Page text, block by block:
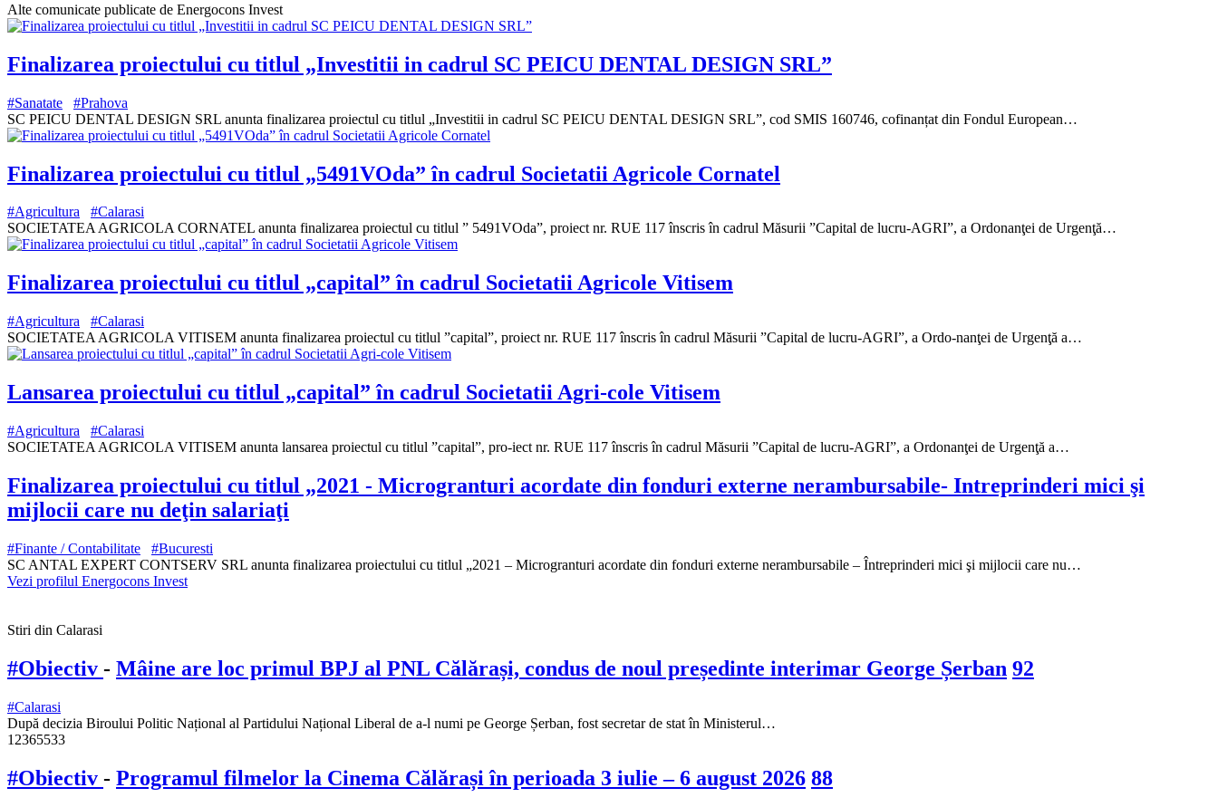
Alte comunicate publicate de Energocons Invest
Finalizarea proiectului cu titlul „Investitii in cadrul SC PEICU DENTAL DESIGN SRL”
#Sanatate
#Prahova
SC PEICU DENTAL DESIGN SRL anunta finalizarea proiectul cu titlul „Investitii in cadrul SC PEICU DENTAL DESIGN SRL”, cod SMIS 160746, cofinanțat din Fondul European…
Finalizarea proiectului cu titlul „5491VOda” în cadrul Societatii Agricole Cornatel
#Agricultura
#Calarasi
SOCIETATEA AGRICOLA CORNATEL anunta finalizarea proiectul cu titlul ” 5491VOda”, proiect nr. RUE 117 înscris în cadrul Măsurii ”Capital de lucru-AGRI”, a Ordonanţei de Urgenţă…
Finalizarea proiectului cu titlul „capital” în cadrul Societatii Agricole Vitisem
#Agricultura
#Calarasi
SOCIETATEA AGRICOLA VITISEM anunta finalizarea proiectul cu titlul ”capital”, proiect nr. RUE 117 înscris în cadrul Măsurii ”Capital de lucru-AGRI”, a Ordo-nanţei de Urgenţă a…
Lansarea proiectului cu titlul „capital” în cadrul Societatii Agri-cole Vitisem
#Agricultura
#Calarasi
SOCIETATEA AGRICOLA VITISEM anunta lansarea proiectul cu titlul ”capital”, pro-iect nr. RUE 117 înscris în cadrul Măsurii ”Capital de lucru-AGRI”, a Ordonanţei de Urgenţă a…
Finalizarea proiectului cu titlul „2021 - Microgranturi acordate din fonduri externe nerambursabile- Intreprinderi mici şi
mijlocii care nu deţin salariaţi
#Finante / Contabilitate
#Bucuresti
SC ANTAL EXPERT CONTSERV SRL anunta finalizarea proiectului cu titlul „2021 – Microgranturi acordate din fonduri externe nerambursabile – Întreprinderi mici şi mijlocii care nu…
Vezi profilul Energocons Invest
Stiri din Calarasi
#Obiectiv - Mâine are loc primul BPJ al PNL Călărași, condus de noul președinte interimar George Șerban 92
#Calarasi
După decizia Biroului Politic Național al Partidului Național Liberal de a-l numi pe George Șerban, fost secretar de stat în Ministerul…
12365533
#Obiectiv - Programul filmelor la Cinema Călărași în perioada 3 iulie – 6 august 2026 88